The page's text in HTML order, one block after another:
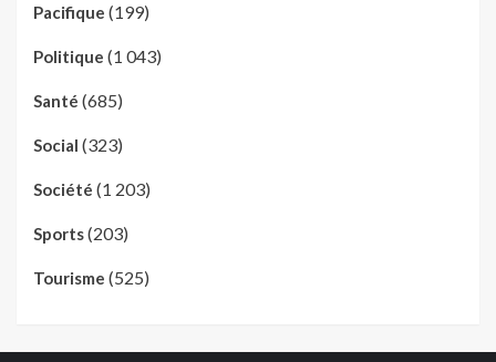
Pacifique (199)
Politique (1 043)
Santé (685)
Social (323)
Société (1 203)
Sports(203)
Tourisme (525)